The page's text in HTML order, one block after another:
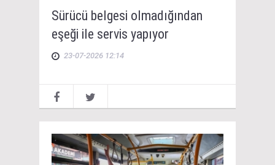
Sürücü belgesi olmadığından
eşeği ile servis yapıyor
23-07-2026 12:14